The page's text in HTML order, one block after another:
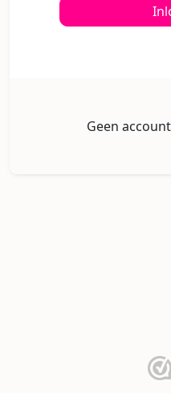
Geen